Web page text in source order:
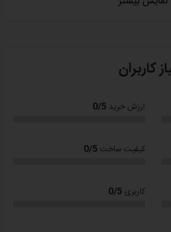
آسان به کاسه
کاربران
ارزش خرید 0/5
کیفیت ساخت 0/5
کاربری 0/5